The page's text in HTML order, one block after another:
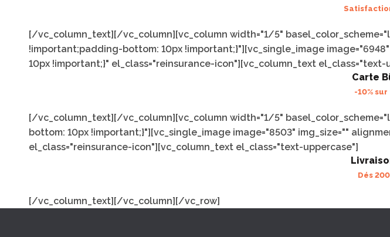
[/vc_column_text][/vc_column][vc_column width="1/5"
!important;padding-bottom: 10px !important;}"][vc_single_image
10px !important;}" el_class="reinsurance-icon"][vc_column_text el_class="text-
Carte
-10%
[/vc_column_text][/vc_column][vc_column width="1/5"
bottom: 10px !important;}"][vc_single_image image="8503" img_size=""
el_class="reinsurance-icon"][vc_column_text el_class="text-uppercase"]
Dés
[/vc_column_text][/vc_column][/vc_row]